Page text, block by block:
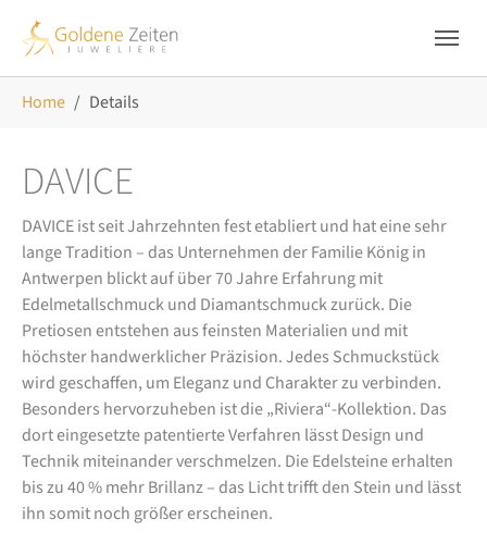
Home Details
DAVICE
DAVICE ist seit Jahrzehnten fest etabliert und hat eine sehr
lange Tradition – das Unternehmen der Familie König in
Antwerpen blickt auf über 70 Jahre Erfahrung mit
Edelmetallschmuck und Diamantschmuck zurück. Die
Pretiosen entstehen aus feinsten Materialien und mit
höchster handwerklicher Präzision. Jedes Schmuckstück
wird geschaffen, um Eleganz und Charakter zu verbinden.
Besonders hervorzuheben ist die „Riviera“-Kollektion. Das
dort eingesetzte patentierte Verfahren lässt Design und
Technik miteinander verschmelzen. Die Edelsteine erhalten
bis zu 40 % mehr Brillanz – das Licht trifft den Stein und lässt
ihn somit noch größer erscheinen.